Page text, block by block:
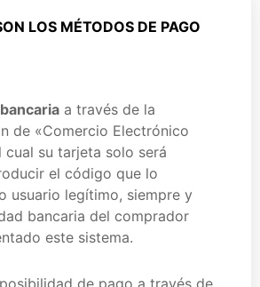
LOS MÉTODOS DE PAGO
a través de la
de «Comercio Electrónico
cual su tarjeta solo será
el código que lo
usuario legítimo, siempre y
bancaria del comprador
este sistema.